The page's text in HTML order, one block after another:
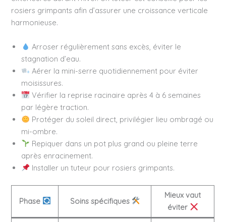
rosiers grimpants afin d’assurer une croissance verticale
harmonieuse.
Arroser régulièrement sans excès, éviter le
stagnation d’eau.
Aérer la mini-serre quotidiennement pour éviter
moisissures.
Vérifier la reprise racinaire après 4 à 6 semaines
par légère traction.
Protéger du soleil direct, privilégier lieu ombragé ou
mi-ombre.
Repiquer dans un pot plus grand ou pleine terre
après enracinement.
Installer un tuteur pour rosiers grimpants.
Phase Soins spécifiques
Mieux vaut
éviter